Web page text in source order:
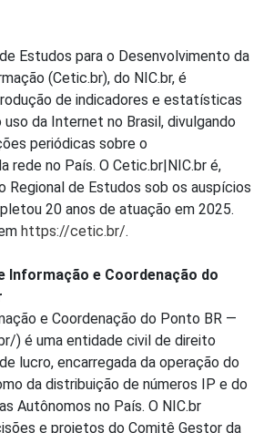
Estudos para o Desenvolvimento da
(Cetic.br), do NIC.br, é
de indicadores e estatísticas
da Internet no Brasil, divulgando
periódicas sobre o
rede no País. O Cetic.br|NIC.br é,
Regional de Estudos sob os auspícios
20 anos de atuação em 2025.
https://cetic.br/.
Informação e Coordenação do
e Coordenação do Ponto BR —
) é uma entidade civil de direito
lucro, encarregada da operação do
da distribuição de números IP e do
Autônomos no País. O NIC.br
e projetos do Comitê Gestor da